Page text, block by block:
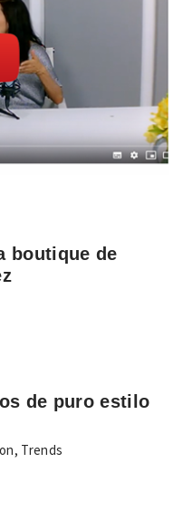
boutique de
de puro estilo
, Trends